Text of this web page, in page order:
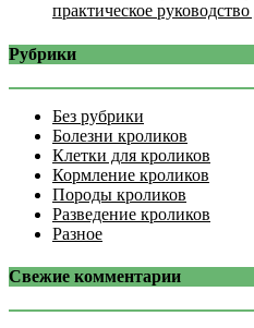
практическое
Рубрики
Без рубрики
Болезни кроликов
Клетки для кроликов
Кормление кроликов
Породы кроликов
Разведение кроликов
Разное
Свежие комментарии